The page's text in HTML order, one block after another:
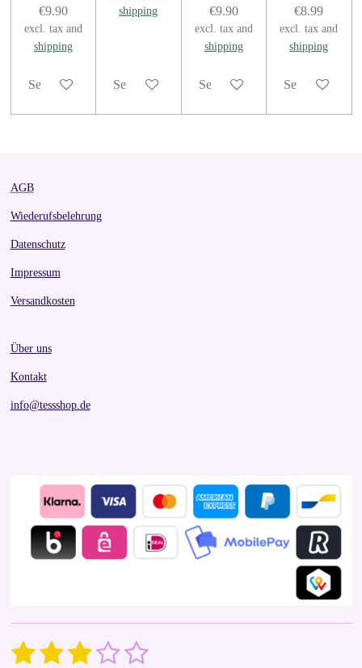
€9.90
excl. tax and
shipping
See details
shipping
See details
€9.90
excl. tax and
shipping
See details
€8.99
excl. tax and
shipping
See details
AGB
Wiederufsbelehrung
Datenschutz
Impressum
Versandkosten
Über uns
Kontakt
info@tessshop.de
R
1 2 3 4 5